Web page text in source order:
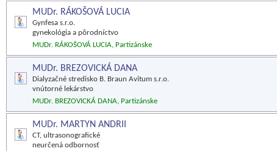
MUDr. RÁKOŠOVÁ LUCIA
Gynfesa s.r.o.
gynekológia a pôrodníctvo
MUDr. RÁKOŠOVÁ LUCIA, Partizánske
MUDr. BREZOVICKÁ DANA
Dialyzačné stredisko B. Braun Avitum s.r.o.
vnútorné lekárstvo
MUDr. BREZOVICKÁ DANA, Partizánske
MUDr. MARTYN ANDRII
CT, ultrasonografické
neurčená odbornosť